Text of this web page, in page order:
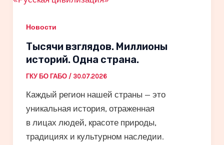
Новости
Тысячи взглядов. Миллионы
историй. Одна страна.
ГКУ БО ГАБО / 30.07.2026
Каждый регион нашей страны — это
уникальная история, отраженная
в лицах людей, красоте природы,
традициях и культурном наследии.